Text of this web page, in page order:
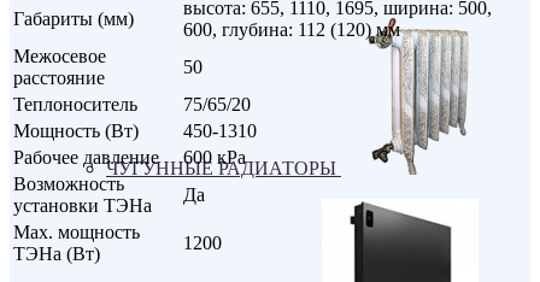
ЧУГУННЫЕ РАДИАТОРЫ
Габариты (мм)
высота: 655, 1110, 1695, ширина: 500,
600, глубина: 112 (120) мм
Межосевое
расстояние
50
Теплоноситель
75/65/20
Мощность (Вт)
450-1310
Рабочее давление
600 кРа
Возможность
установки ТЭНа
Да
Max. мощность
ТЭНа (Вт)
1200